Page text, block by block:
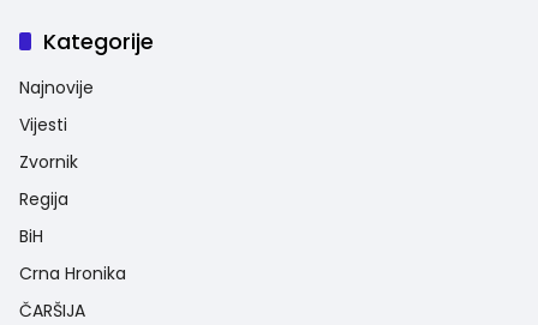
Kategorije
Najnovije
Vijesti
Zvornik
Regija
BiH
Crna Hronika
ČARŠIJA